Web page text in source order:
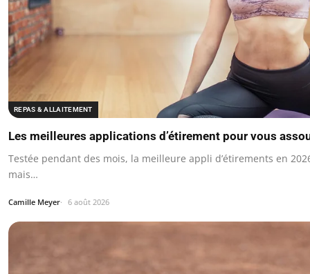
REPAS & ALLAITEMENT
Les meilleures applications d’étirement pour vous
Testée pendant des mois, la meilleure appli d’étirements en
mais…
Camille Meyer 6 août 2026